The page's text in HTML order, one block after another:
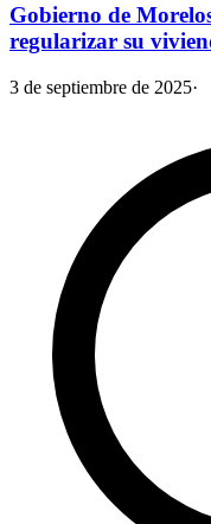
Gobierno de
regularizar su
3 de septiembre de 2025·